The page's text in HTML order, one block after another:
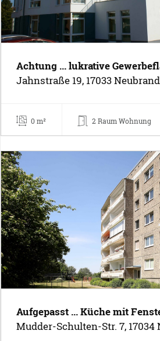
Achtung ... lukrative
Jahnstraße 19, 17033
0 m² 2 Raum Wohnung
Aufgepasst ... Küche mit
Mudder-Schulten-Str. 7,